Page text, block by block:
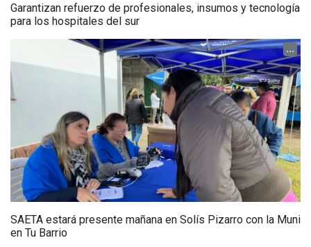
Garantizan refuerzo de profesionales, insumos y tecnología
para los hospitales del sur
...
SAETA estará presente mañana en Solís Pizarro con la Muni
en Tu Barrio